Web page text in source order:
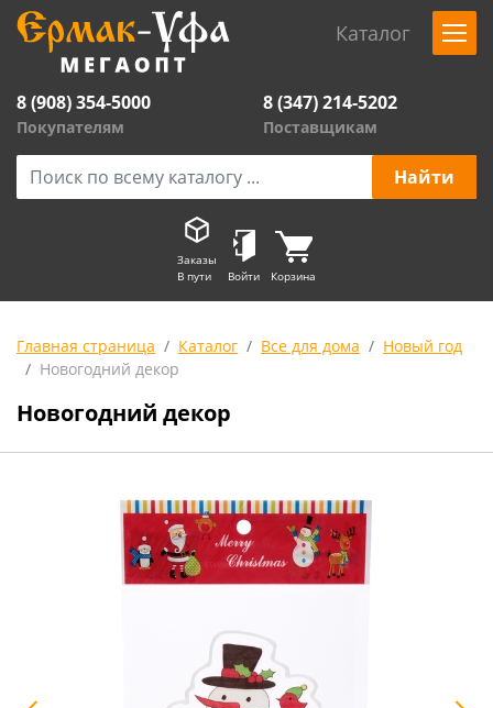
Каталог
8 (908) 354-5000
Покупателям
8 (347) 214-5202
Поставщикам
Заказы
В пути
Войти Корзина
Главная страница Каталог Все для дома
Новый год
Новогодний декор
Новогодний декор